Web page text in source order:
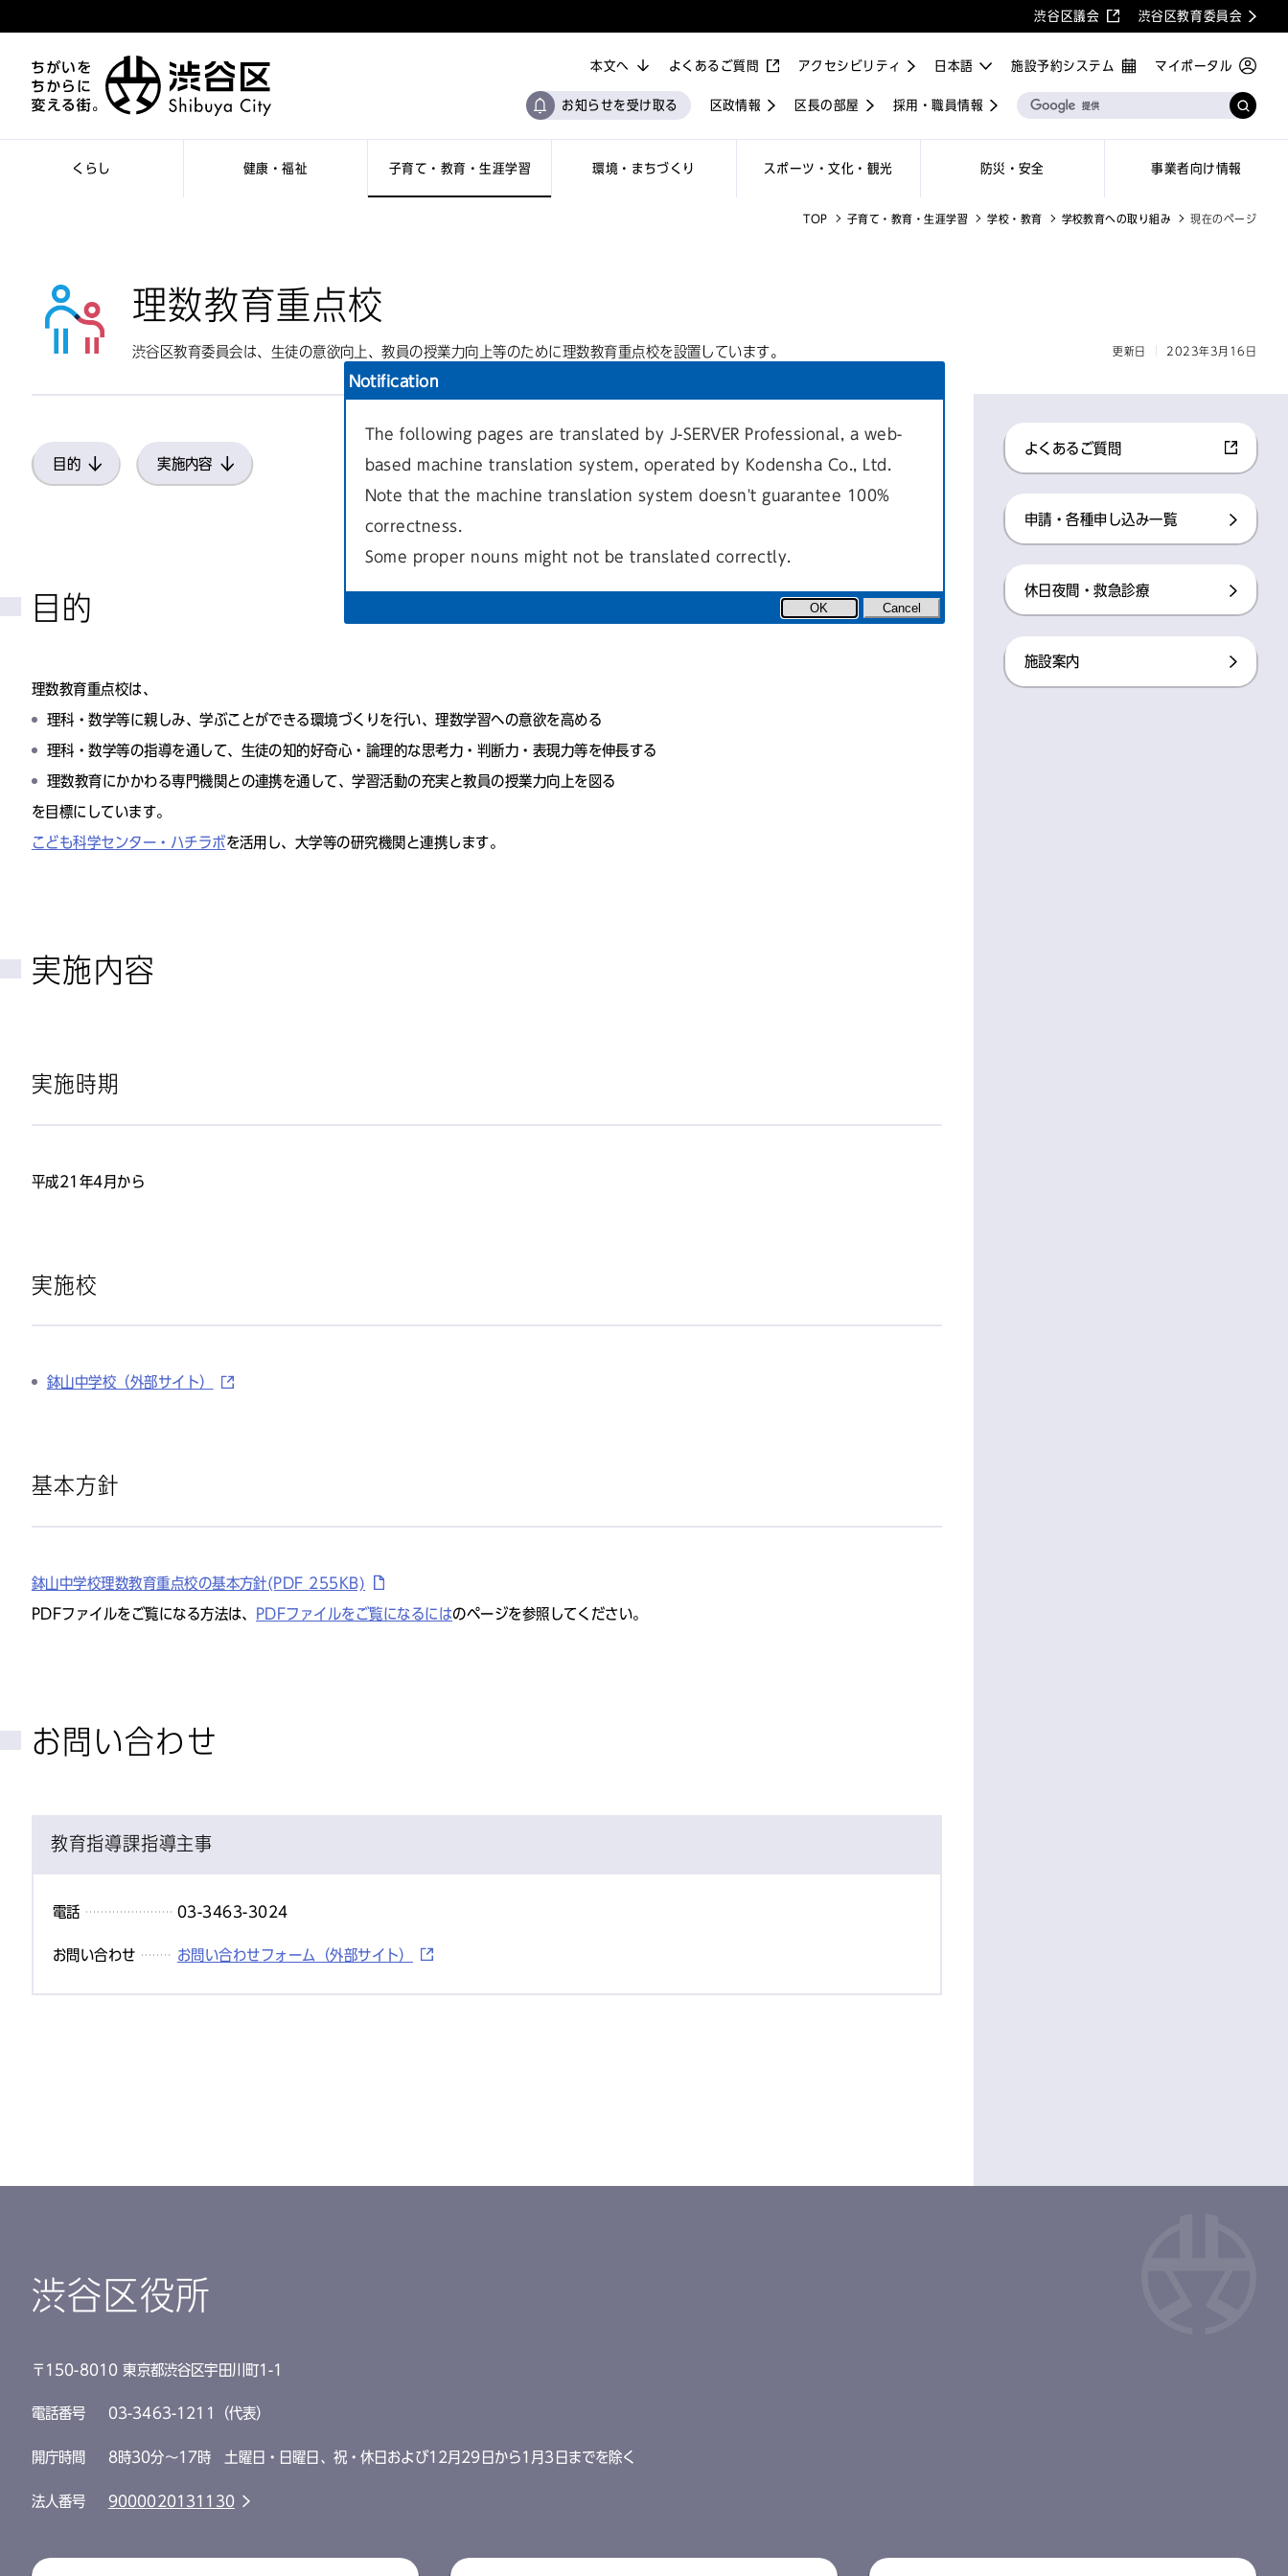
渋谷区議会 渋谷区教育委員会
くらし 健康・福祉 子育て・教育・生涯学習 環境・まちづくり スポーツ・文化・観光 防災・安全 事業者向け情報
マイポータル
施設予約システム
区政情報 区長の部屋 採用・職員情報
本文へ よくあるご質問 アクセシビリティ
お知らせを受け取る
TOP 子育て・教育・生涯学習 学校・教育 学校教育への取り組み 現在のページ
理数教育重点校
渋谷区教育委員会は、生徒の意欲向上、教員の授業力向上等のために理数教育重点校を設置しています。 更新日 2023年3月16日
目的 実施内容
目的
理数教育重点校は、
理科・数学等に親しみ、学ぶことができる環境づくりを行い、理数学習への意欲を高める
理科・数学等の指導を通して、生徒の知的好奇心・論理的な思考力・判断力・表現力等を伸長する
理数教育にかかわる専門機関との連携を通して、学習活動の充実と教員の授業力向上を図る
を目標にしています。
こども科学センター・ハチラボを活用し、大学等の研究機関と連携します。
実施内容
実施時期
平成21年4月から
実施校
鉢山中学校（外部サイト）
基本方針
鉢山中学校理数教育重点校の基本方針(PDF 255KB)
PDFファイルをご覧になる方法は、
PDFファイルをご覧になるにはのページを参照してください。
お問い合わせ
教育指導課指導主事
電話 03-3463-3024
お問い合わせ お問い合わせフォーム（外部サイト）
よくあるご質問
申請・各種申し込み一覧
休日夜間・救急診療
施設案内
渋谷区役所
〒150-8010 東京都渋谷区宇田川町1-1
電話番号 03-3463-1211（代表）
開庁時間 8時30分～17時 土曜日・日曜日、祝・休日および12月29日から1月3日までを除く
法人番号 9000020131130
Notification
The following pages are translated by J-SERVER Professional, a web-
based machine translation system, operated by Kodensha Co., Ltd.
Note that the machine translation system doesn't guarantee 100%
correctness.
Some proper nouns might not be translated correctly.
OK Cancel